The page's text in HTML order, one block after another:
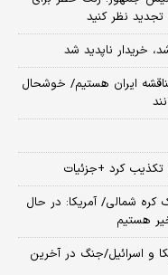
نظر کنید
ایران هستیم/ خوشحال
تکذیب کرد +جزئیات
شمالی/ آمریکا: در حال
هستیم
و اسرائیل/جنگ در آخرین